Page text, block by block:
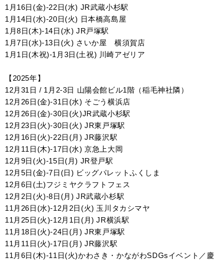
1月16日(金)-22日(水) JR武蔵小杉駅
1月14日(水)-20日(火) 日本橋高島屋
1月8日(木)-14日(水) JR戸塚駅
1月7日(水)-13日(火) さいか屋 横須賀店
1月1日(木祝)-1月3日(土祝) 川崎アゼリア
【2025年】
12月31日 / 1月2-3日 山陽会館ビル1階（稲毛神社隣）
12月26日(金)-31日(水) そごう横浜店
12月26日(金)-30日(火)JR武蔵小杉駅
12月23日(火)-30日(火)JR東戸塚駅
12月16日(火)-22日(月)JR藤沢駅
12月11日(木)-17日(水) 京急上大岡
12月9日(火)-15日(月) JR登戸駅
12月5日(金)-7日(日) ビッグパレットふくしま
12月6日(土)フジミヤクラフトフェス
12月2日(火)-8日(月) JR武蔵小杉駅
11月26日(水)-12月2日(火) 玉川タカシマヤ
11月25日(火)-12月1日(月) JR横浜駅
11月18日(火)-24日(月) JR東戸塚駅
11月11日(火)-17日(月) JR藤沢駅
11月6日(木)-11日(火)かわさき・かながわSDGsイベント／慶